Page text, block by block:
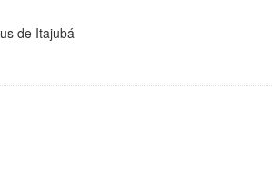
de Itajubá